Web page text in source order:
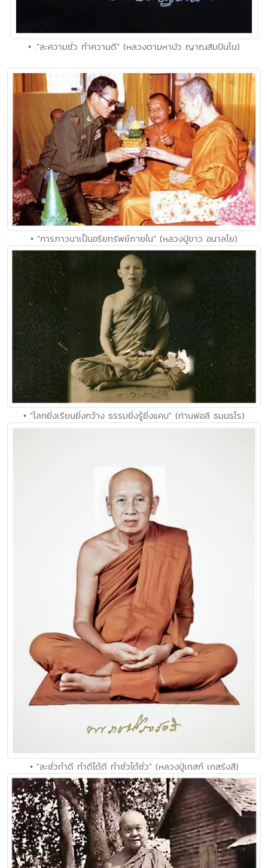
• ."ละความชั่ว ทำความดี" (หลวงตามหาบัว ญาณสัมปันโน)
• "การภาวนาเป็นอริยทรัพย์ภายใน" (หลวงปู่ขาว อนาลโย)
• "โลกยิ่งเรียนยิ่งกว้าง ธรรมยิ่งรู้ยิ่งแคบ" (ท่านพ่อลี ธมฺมธโร)
• "ละชั่วทำดี ทำดีได้ดี ทำชั่วได้ชั่ว" (หลวงปู่เทสก์ เทสรังสี)